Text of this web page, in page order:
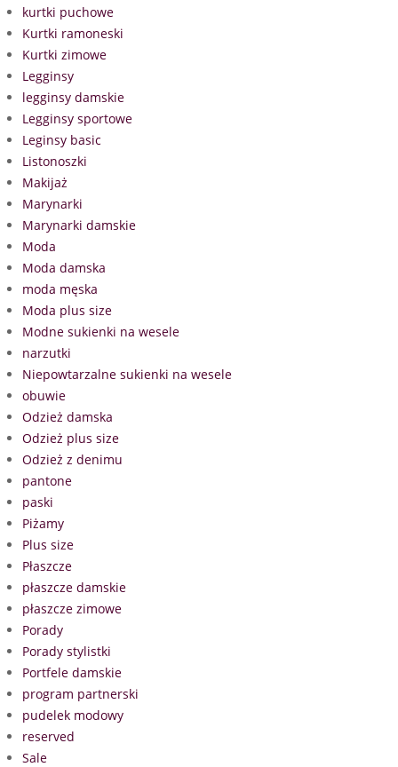
kurtki puchowe
Kurtki ramoneski
Kurtki zimowe
Legginsy
legginsy damskie
Legginsy sportowe
Leginsy basic
Listonoszki
Makijaż
Marynarki
Marynarki damskie
Moda
Moda damska
moda męska
Moda plus size
Modne sukienki na wesele
narzutki
Niepowtarzalne sukienki na wesele
obuwie
Odzież damska
Odzież plus size
Odzież z denimu
pantone
paski
Piżamy
Plus size
Płaszcze
płaszcze damskie
płaszcze zimowe
Porady
Porady stylistki
Portfele damskie
program partnerski
pudelek modowy
reserved
Sale